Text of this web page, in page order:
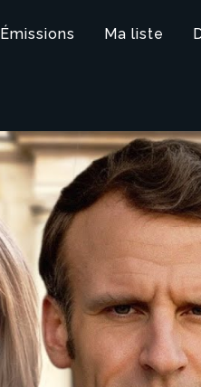
Émissions Ma liste